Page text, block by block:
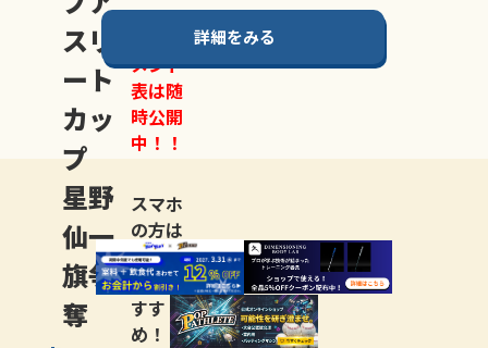
スリ
ート
カッ
プ
星野
仙一
旗争
奪
メント
表は随
時公開
中！！
スマホ
の方は
LINE登
録がお
すす
め！
詳細をみる